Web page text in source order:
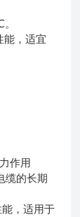
，适宜
作用
缆的长期
，适用于